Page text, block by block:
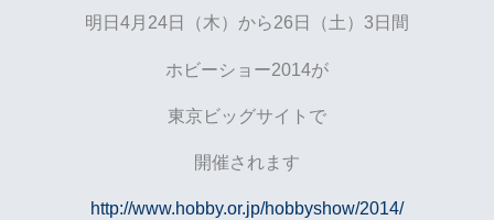
明日4月24日（木）から26日（土）3日間
ホビーショー2014が
東京ビッグサイトで
開催されます
http://www.hobby.or.jp/hobbyshow/2014/